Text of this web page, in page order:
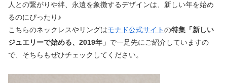
人との繋がりや絆、永遠を象徴するデザインは、新しい年を始め
るのにぴったり♪
こちらのネックレスやリングはモナド公式サイトの特集「新しい
ジュエリーで始める、2019年」 で一足先にご紹介していますの
で、そちらもぜひチェックしてください。